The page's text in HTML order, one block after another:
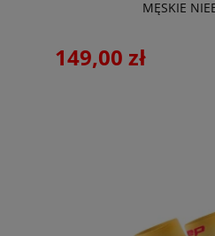
MĘSKIE
149,00 zł